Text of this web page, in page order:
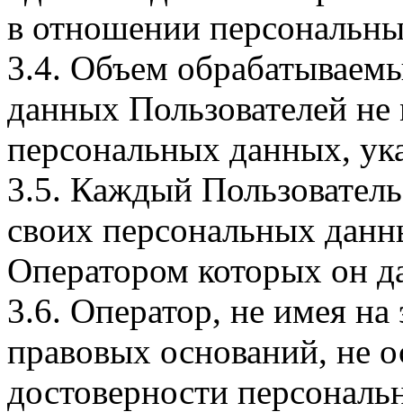
в отношении
3.4. Объем
данных Пользователей
персональных данных,
3.5. Каждый
своих персональных
Оператором которых он
3.6. Оператор, не имея
правовых оснований, не
достоверности